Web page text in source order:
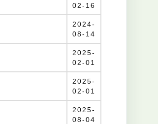
02-16
2024-
08-14
2025-
02-01
2025-
02-01
2025-
08-04